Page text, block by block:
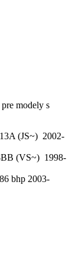
modely s
(JS~) 2002-
(VS~) 1998-
bhp 2003-